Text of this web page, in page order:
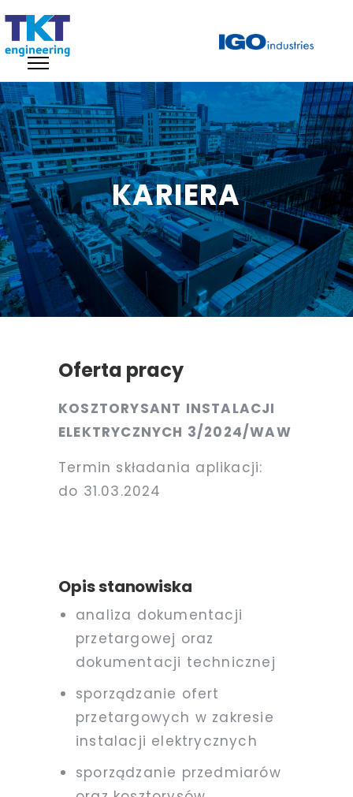
KARIERA
Oferta pracy
KOSZTORYSANT INSTALACJI
ELEKTRYCZNYCH 3/2024/WAW
5/2023/WAW
Termin składania aplikacji:
do 31.03.2024
Opis stanowiska
analiza dokumentacji
przetargowej oraz
dokumentacji technicznej
sporządzanie ofert
przetargowych w zakresie
instalacji elektrycznych
sporządzanie przedmiarów